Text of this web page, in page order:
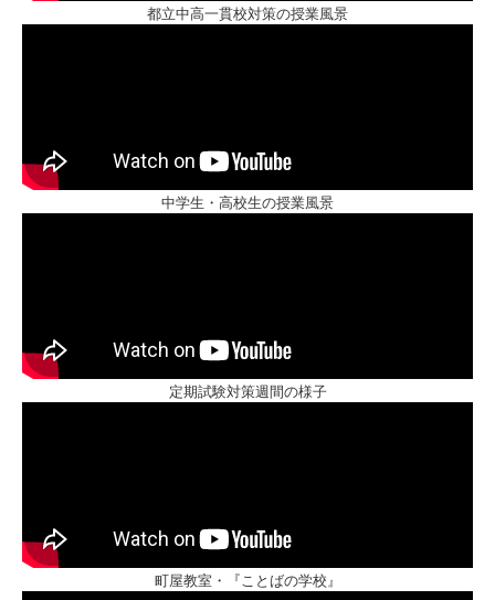
都立中高一貫校対策の授業風景
中学生・高校生の授業風景
定期試験対策週間の様子
町屋教室・『ことばの学校』